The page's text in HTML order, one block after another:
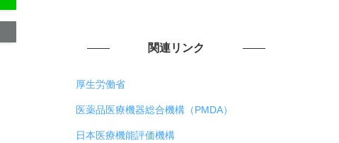
関連リンク
厚生労働省
医薬品医療機器総合機構（PMDA）
日本医療機能評価機構